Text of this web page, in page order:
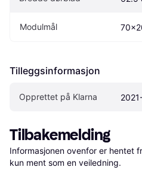
Modulmål
Tilleggsinformasjon
Opprettet på Klarna
Tilbakemelding
Informasjonen ovenfor er hentet
kun ment som en veiledning.